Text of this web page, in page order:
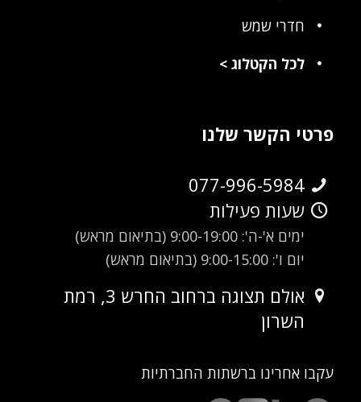
חדרי שמש
לכל הקטלוג>
פרטי הקשר שלנו
077-996-5984
שעות פעילות
ימים א'-ה': 9:00-19:00 (בתיאום מראש)
יום ו': 9:00-15:00 (בתיאום מראש)
אולם תצוגה ברחוב החרש 3, רמת
השרון
עקבו אחרינו ברשתות החברתיות